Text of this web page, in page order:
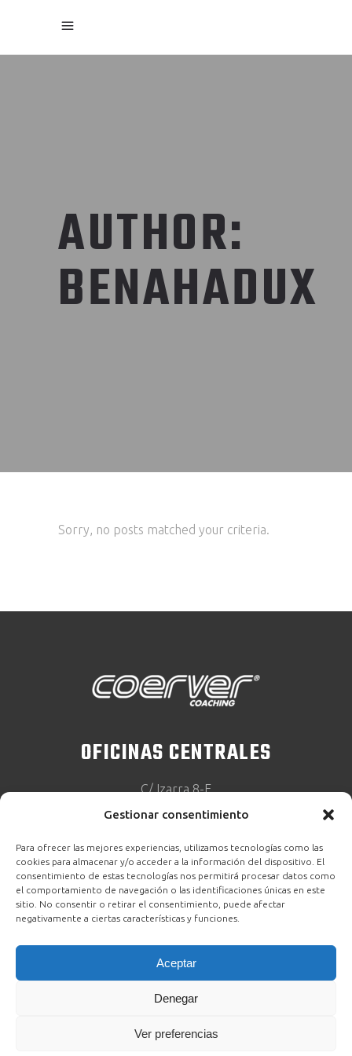
Gestionar consentimiento
Para ofrecer las mejores experiencias, utilizamos tecnologías como las
cookies para almacenar y/o acceder a la información del dispositivo. El
consentimiento de estas tecnologías nos permitirá procesar datos como
el comportamiento de navegación o las identificaciones únicas en este
sitio. No consentir o retirar el consentimiento, puede afectar
negativamente a ciertas características y funciones.
Aceptar
Denegar
Ver preferencias
AUTHOR:
BENAHADUX
Sorry, no posts matched your criteria.
OFICINAS CENTRALES
C/ Izarra 8-E
28023 Madrid